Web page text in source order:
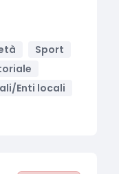
Sport
Enti locali